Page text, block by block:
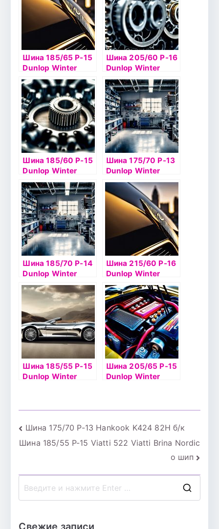
Шина 185/65 Р-15
Dunlop Winter
Ice02 92T б/к шип
Шина 205/60 Р-16
Dunlop Winter
Ice02 96T б/к шип
Шина 185/60 Р-15
Dunlop Winter
Ice02 88T б/к шип
Шина 175/70 Р-13
Dunlop Winter
Ice02 82T б/к шип
Шина 185/70 Р-14
Dunlop Winter
Ice02 92T б/к шип
Шина 215/60 Р-16
Dunlop Winter
Ice02 99T б/к шип
Шина 185/55 Р-15
Dunlop Winter
Шина 205/65 Р-15
Dunlop Winter
Навигация
по
записям
Шина 175/70 Р-13 Hankook K424 82H б/к
Шина 185/55 Р-15 Viatti 522 Viatti Brina Nordic
o шип
Свежие записи